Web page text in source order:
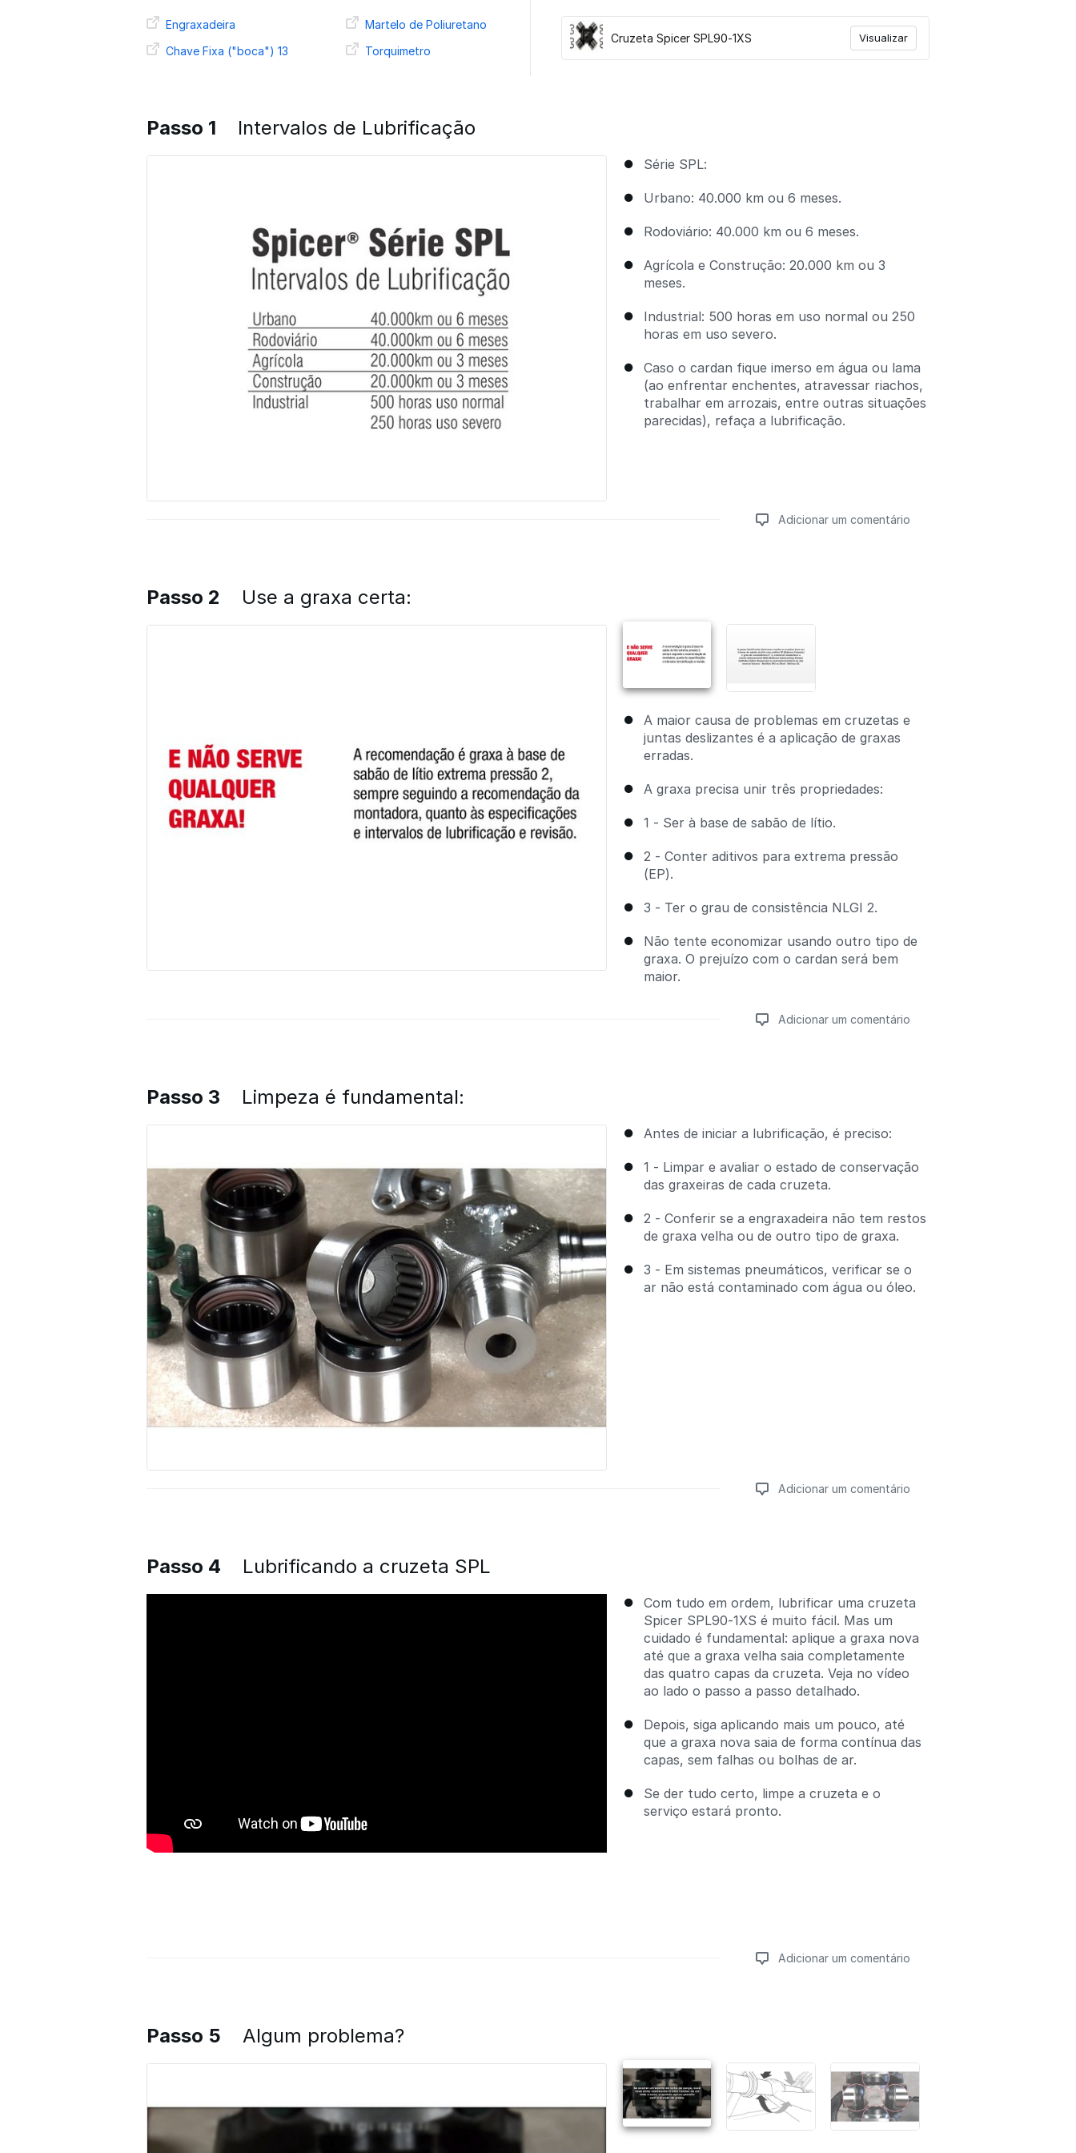
Engraxadeira
Chave Fixa ("boca") 13
Martelo de Poliuretano
Torquimetro
Cruzeta Spicer SPL90-1XS Visualizar
Passo 1 Intervalos de Lubrificação
Série SPL:
Urbano: 40.000 km ou 6 meses.
Rodoviário: 40.000 km ou 6 meses.
Agrícola e Construção: 20.000 km ou 3
meses.
Industrial: 500 horas em uso normal ou 250
horas em uso severo.
Caso o cardan fique imerso em água ou lama
(ao enfrentar enchentes, atravessar riachos,
trabalhar em arrozais, entre outras situações
parecidas), refaça a lubrificação.
Adicionar um comentário
Passo 2 Use a graxa certa:
A maior causa de problemas em cruzetas e
juntas deslizantes é a aplicação de graxas
erradas.
A graxa precisa unir três propriedades:
1 - Ser à base de sabão de lítio.
2 - Conter aditivos para extrema pressão
(EP).
3 - Ter o grau de consistência NLGI 2.
Não tente economizar usando outro tipo de
graxa. O prejuízo com o cardan será bem
maior.
Adicionar um comentário
Passo 3 Limpeza é fundamental:
Antes de iniciar a lubrificação, é preciso:
1 - Limpar e avaliar o estado de conservação
das graxeiras de cada cruzeta.
2 - Conferir se a engraxadeira não tem restos
de graxa velha ou de outro tipo de graxa.
3 - Em sistemas pneumáticos, verificar se o
ar não está contaminado com água ou óleo.
Adicionar um comentário
Passo 4 Lubrificando a cruzeta SPL
Com tudo em ordem, lubrificar uma cruzeta
Spicer SPL90-1XS é muito fácil. Mas um
cuidado é fundamental: aplique a graxa nova
até que a graxa velha saia completamente
das quatro capas da cruzeta. Veja no vídeo
ao lado o passo a passo detalhado.
Depois, siga aplicando mais um pouco, até
que a graxa nova saia de forma contínua das
capas, sem falhas ou bolhas de ar.
Se der tudo certo, limpe a cruzeta e o
serviço estará pronto.
Adicionar um comentário
Passo 5 Algum problema?